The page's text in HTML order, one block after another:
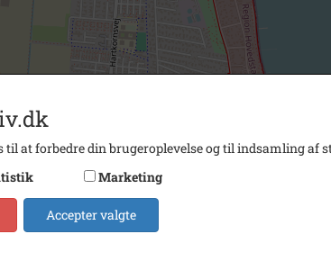
til at forbedre din brugeroplevelse og til indsamling af
Marketing
Accepter valgte